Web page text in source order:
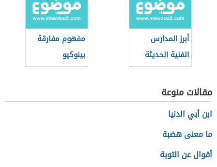
أبرز المدارس
الفنية الحديثة
مفهوم مفارقة
بينوكيو
مقالات منوعة
ابن أبي الدنيا
ما معنى هضبة
أقوال عن التوبة